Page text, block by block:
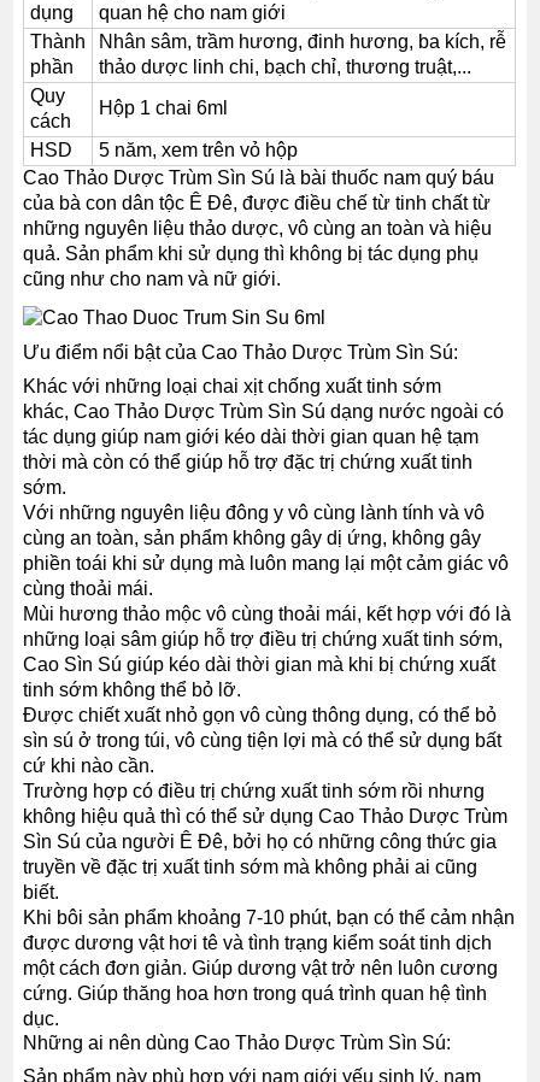
dụng
quan hệ cho nam giới
Thành
phần
Nhân sâm, trầm hương, đinh hương, ba kích, rễ
thảo dược linh chi, bạch chỉ, thương truật,...
Quy
cách
Hộp 1 chai 6ml
HSD
5 năm, xem trên vỏ hộp
Cao Thảo Dược Trùm Sìn Sú là bài thuốc nam quý báu
của bà con dân tộc Ê Đê, được điều chế từ tinh chất từ
những nguyên liệu thảo dược, vô cùng an toàn và hiệu
quả. Sản phẩm khi sử dụng thì không bị tác dụng phụ
cũng như cho nam và nữ giới.
Ưu điểm nổi bật của Cao Thảo Dược Trùm Sìn Sú:
Khác với những loại chai xịt chống xuất tinh sớm
khác, Cao Thảo Dược Trùm Sìn Sú dạng nước ngoài có
tác dụng giúp nam giới kéo dài thời gian quan hệ tạm
thời mà còn có thể giúp hỗ trợ đặc trị chứng xuất tinh
sớm.
Với những nguyên liệu đông y vô cùng lành tính và vô
cùng an toàn, sản phẩm không gây dị ứng, không gây
phiền toái khi sử dụng mà luôn mang lại một cảm giác vô
cùng thoải mái.
Mùi hương thảo mộc vô cùng thoải mái, kết hợp với đó là
những loại sâm giúp hỗ trợ điều trị chứng xuất tinh sớm,
Cao Sìn Sú giúp kéo dài thời gian mà khi bị chứng xuất
tinh sớm không thể bỏ lỡ.
Được chiết xuất nhỏ gọn vô cùng thông dụng, có thể bỏ
sìn sú ở trong túi, vô cùng tiện lợi mà có thể sử dụng bất
cứ khi nào cần.
Trường hợp có điều trị chứng xuất tinh sớm rồi nhưng
không hiệu quả thì có thể sử dụng Cao Thảo Dược Trùm
Sìn Sú của người Ê Đê, bởi họ có những công thức gia
truyền về đặc trị xuất tinh sớm mà không phải ai cũng
biết.
Khi bôi sản phẩm khoảng 7-10 phút, bạn có thể cảm nhận
được dương vật hơi tê và tình trạng kiểm soát tinh dịch
một cách đơn giản. Giúp dương vật trở nên luôn cương
cứng. Giúp thăng hoa hơn trong quá trình quan hệ tình
dục.
Những ai nên dùng Cao Thảo Dược Trùm Sìn Sú:
Sản phẩm này phù hợp với nam giới yếu sinh lý, nam